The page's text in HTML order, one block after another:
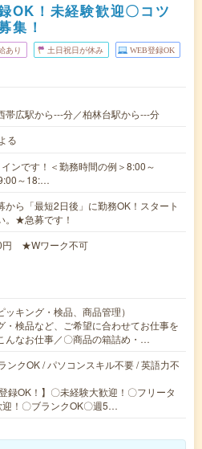
OK！未経験歓迎〇コツ
集！
あり 土日祝日が休み WEB登録OK
帯広駅から---分／柏林台駅から---分
る
ンです！＜勤務時間の例＞8:00～
～18:…
ら「最短2日後」に勤務OK！スタート
。★急募です！
円 ★Wワーク不可
キング・検品、商品管理）
・検品など、ご希望に合わせてお仕事を
んなお仕事／〇商品の箱詰め・…
ンクOK / パソコンスキル不要 / 英語力不
録OK！】〇未経験大歓迎！〇フリータ
！〇ブランクOK〇週5…